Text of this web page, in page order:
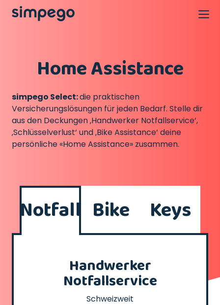
Home Assistance
simpego Select:die praktischen
Versicherungslösungen für jeden Bedarf. Stelle dir
aus den Deckungen ‚Handwerker Notfallservice‘,
‚Schlüsselverlust‘ und ‚Bike Assistance‘ deine
persönliche «Home Assistance» zusammen.
Notfall Bike Keys
Handwerker
Notfallservice
Schweizweit